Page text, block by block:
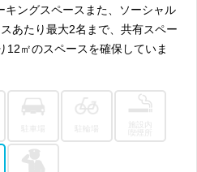
キングスペースまた、ソーシャル
あたり最大2名まで、共有スペー
12㎡のスペースを確保していま
喫煙所